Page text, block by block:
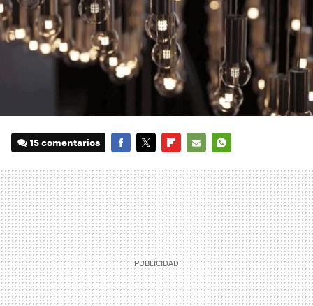
15 comentarios
MAIL